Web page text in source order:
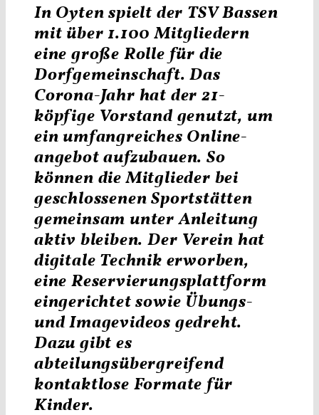
In Oyten spielt der TSV Bassen
mit über 1.100 Mitgliedern
eine große Rolle für die
Dorfgemeinschaft. Das
Corona-Jahr hat der 21-
köpfige Vorstand genutzt, um
ein umfangreiches Online­
angebot aufzubauen. So
können die Mitglieder bei
geschlossenen Sportstätten
gemeinsam unter Anleitung
aktiv bleiben. Der ­Verein hat
digitale Technik erworben,
eine Reservierungs­plattform
eingerichtet sowie Übungs-
und Imagevideos gedreht.
Dazu gibt es
abteilungsübergreifend
kontaktlose Formate für
Kinder.